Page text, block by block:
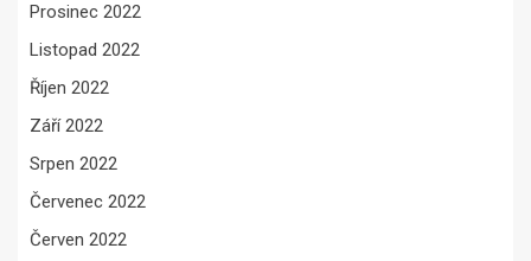
Prosinec 2022
Listopad 2022
Říjen 2022
Září 2022
Srpen 2022
Červenec 2022
Červen 2022